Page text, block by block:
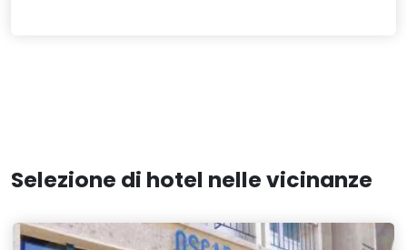
Selezione di hotel nelle vicinanze